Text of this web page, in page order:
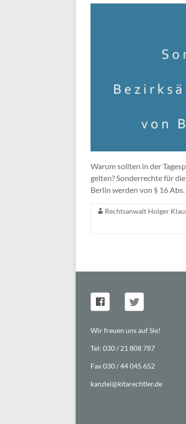
Warum sollten in der
gelten? Sonderrechte für
Berlin werden von § 16
Rechtsanwalt Holger
Wir freuen uns auf Sie!
Tel: 030 / 21 808 787
Fax 030 / 44 045 652
kanzlei@kitarechtler.de